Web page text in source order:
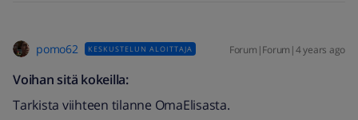
pomo62 KESKUSTELUN ALOITTAJA Forum|Forum|4 years ago
Voihan sitä kokeilla:
Tarkista viihteen tilanne OmaElisasta.